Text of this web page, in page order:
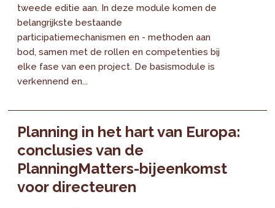
tweede editie aan. In deze module komen de
belangrijkste bestaande
participatiemechanismen en - methoden aan
bod, samen met de rollen en competenties bij
elke fase van een project. De basismodule is
verkennend en...
Planning in het hart van Europa:
conclusies van de
PlanningMatters-bijeenkomst
voor directeuren